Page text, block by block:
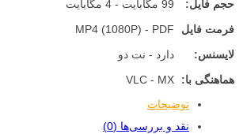
حجم فایل:
99 مگابایت - 4 مگابایت
فرمت فایل
MP4 (1080P) - PDF
لایسنس:
دارد - نت دو
هماهنگی با:
VLC - MX
توضیحات
نقد و بررسی‌ها (0)